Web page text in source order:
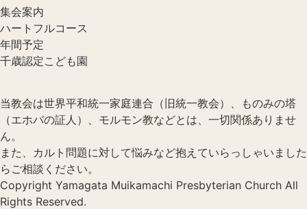
集会案内
ハートフルコース
年間予定
千歳認定こども園
当教会は世界平和統一家庭連合（旧統一教会）、ものみの塔
（エホバの証人）、モルモン教などとは、一切関係ありませ
ん。
また、カルト問題に対して悩みなど抱えていらっしゃいました
らご相談ください。
Copyright Yamagata Muikamachi Presbyterian Church All
Rights Reserved.